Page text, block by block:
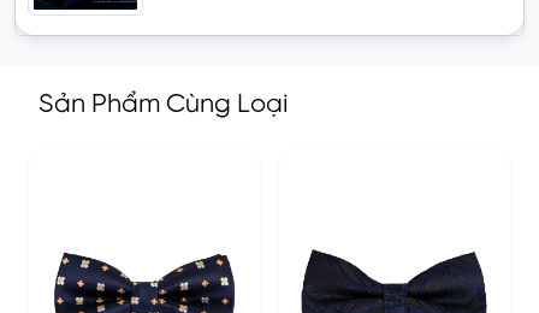
Sản Phẩm Cùng Loại